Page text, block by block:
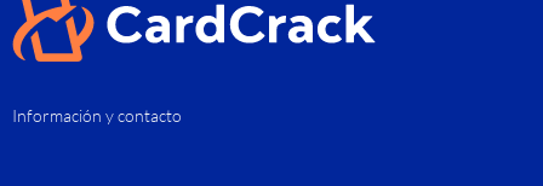
Información y contacto